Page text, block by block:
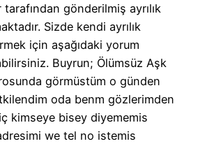
gönderilmiş ayrılık
Sizde kendi ayrılık
için aşağıdaki yorum
Buyrun; Ölümsüz Aşk
görmüstüm o günden
oda benm gözlerimden
kimseye bisey diyememis
we tel no istemis